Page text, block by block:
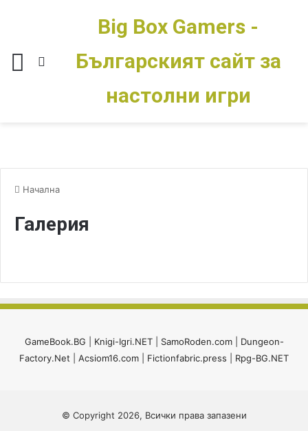
Меню Switch skin
Big Box Gamers -
Българският сайт за
настолни игри
Начална
Галерия
GameBook.BG Knigi-Igri.NET| SamoRoden.com| Dungeon-
Factory.Net
Acsiom16.com Fictionfabric.press Rpg-BG.NET
© Copyright 2026, Всички права запазени